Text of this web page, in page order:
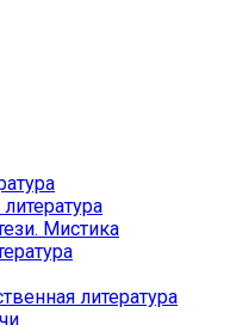
Мистика
литература